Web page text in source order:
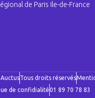
de Paris Ile-de-France
Tous droits réservés
de confidialité01 89 70 78 83